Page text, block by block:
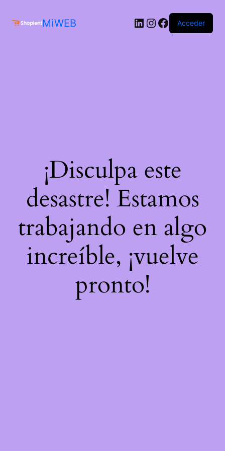
MiWEB Acceder
¡Disculpa este
desastre! Estamos
trabajando en algo
increíble, ¡vuelve
pronto!